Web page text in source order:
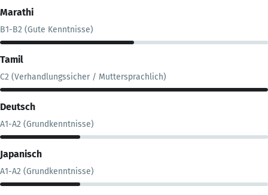
Marathi
B1-B2 (Gute Kenntnisse)
Tamil
C2 (Verhandlungssicher / Muttersprachlich)
Deutsch
A1-A2 (Grundkenntnisse)
Japanisch
A1-A2 (Grundkenntnisse)